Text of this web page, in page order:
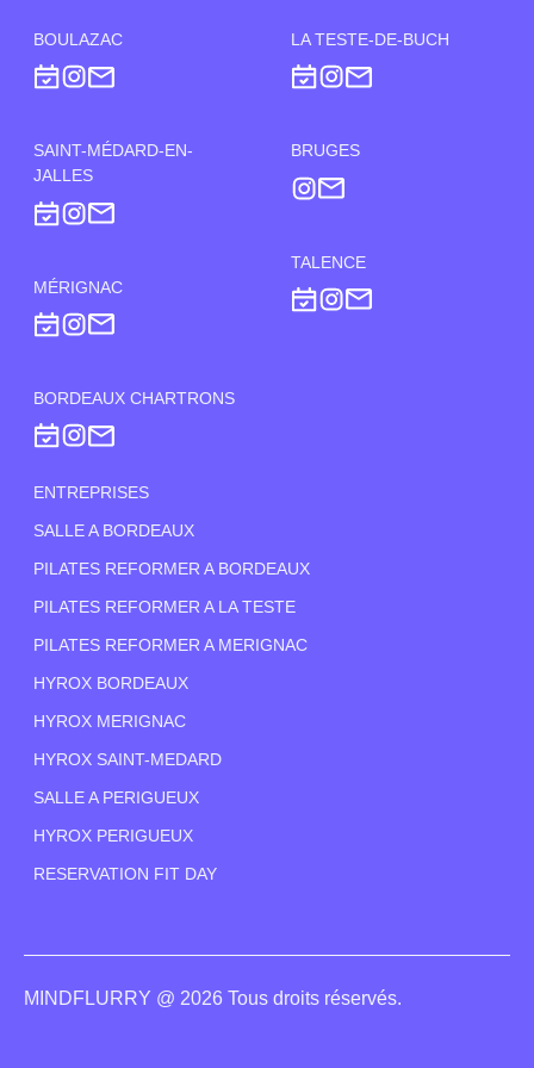
BOULAZAC
SAINT-MÉDARD-EN-
JALLES
MÉRIGNAC
BORDEAUX CHARTRONS
LA TESTE-DE-BUCH
BRUGES
TALENCE
ENTREPRISES
SALLE A BORDEAUX
PILATES REFORMER A BORDEAUX
PILATES REFORMER A LA TESTE
PILATES REFORMER A MERIGNAC
HYROX BORDEAUX
HYROX MERIGNAC
HYROX SAINT-MEDARD
SALLE A PERIGUEUX
HYROX PERIGUEUX
RESERVATION FIT DAY
MINDFLURRY @ 2026 Tous droits réservés.